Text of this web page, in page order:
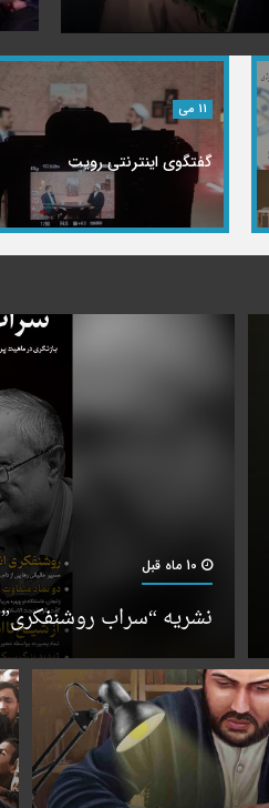
11 می
گفتگوی اینترنتی رویت
10 ماه قبل
نشریه “سراب روشنفکری”